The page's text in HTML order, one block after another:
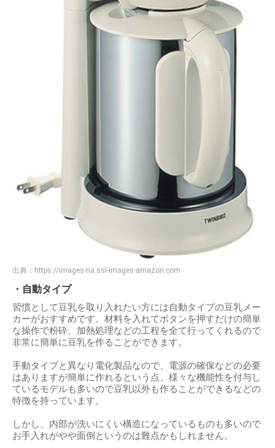
出典： https://images-na.ssl-images-amazon.com
・自動タイプ
習慣として豆乳を取り入れたい方には自動タイプの豆乳メー
カーがおすすめです。材料を入れてボタンを押すだけの簡単
な操作で粉砕、加熱処理などの工程を全て行ってくれるので
非常に簡単に豆乳を作ることができます。
手動タイプと異なり電化製品なので、電源の確保などの必要
はありますが簡単に作れるという点、様々な機能性を付与し
ているモデルも多いので豆乳以外も作ることができるなどの
特徴を持っています。
しかし、内部が洗いにくい構造になっているものも多いので
お手入れがやや面倒というのは難点かもしれません。